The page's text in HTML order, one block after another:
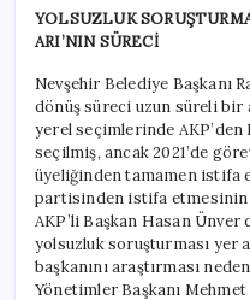
YOLSUZLUK
ARI’NIN SÜRECİ
Nevşehir Belediye Başkanı
dönüş süreci uzun süreli bir
yerel seçimlerinde AKP’den
seçilmiş, ancak 2021’de
üyeliğinden tamamen istifa
partisinden istifa etmesinin
AKP’li Başkan Hasan
yolsuzluk soruşturması yer
başkanını araştırması
Yönetimler Başkanı